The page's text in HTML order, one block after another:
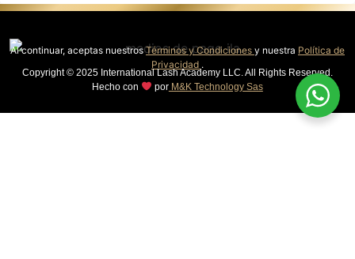
Al continuar, aceptas nuestrosTérminos y Condiciones y nuestra Política de
Privacidad .
Copyright © 2025 International Lash Academy LLC. All Rights Reserved.
Hecho con
porM&K Technology Sas